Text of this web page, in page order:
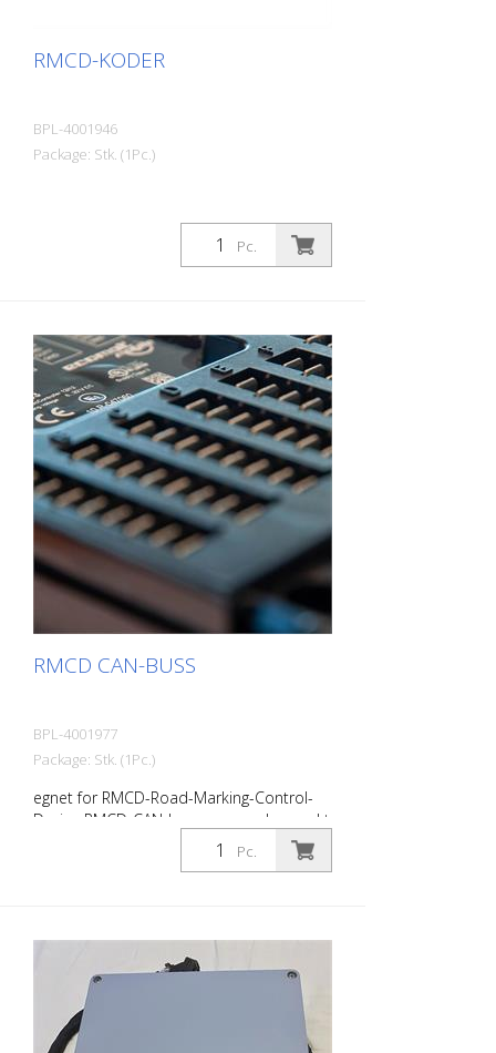
RMCD-KODER
BPL-4001946
Package: Stk. (1Pc.)
Pc.
RMCD CAN-BUSS
BPL-4001977
Package: Stk. (1Pc.)
egnet for RMCD-Road-Marking-Control-
Device RMCD-CAN-bussen er en kompakt
styreenhet. Modulen er beskyttet av det
velprøvde, robuste og kompakte
timer-innganger - 9 PWM-utganger - 2
digitale utganger - 6 ratiometriske
spenningsutganger - Robust, svært
kompakt hus - Vanntett, 48-pinners
kontaktplugg - 2 CAN-bussgrensesnitt
Pc.